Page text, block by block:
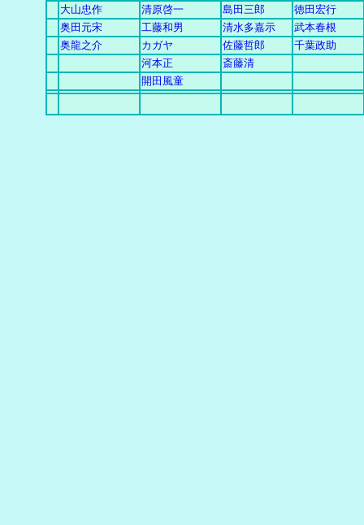
大山忠作 清原啓一 島田三郎
徳田宏行
奥田元宋
工藤和男 清水多嘉示
武本春根
奥龍之介
カガヤ 佐藤哲郎
千葉政助
河本正
斎藤清
開田風童